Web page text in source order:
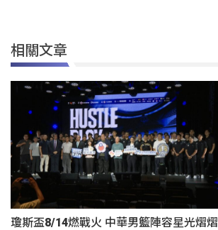
相關文章
瓊斯盃8/14燃戰火 中華男籃陣容星光熠熠